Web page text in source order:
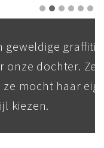
Ze is echt
eigen